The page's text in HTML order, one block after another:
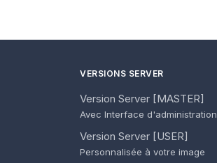
VERSIONS SERVER
Version Server [MASTER]
Avec Interface d'administration
Version Server [USER]
Personnalisée à votre image